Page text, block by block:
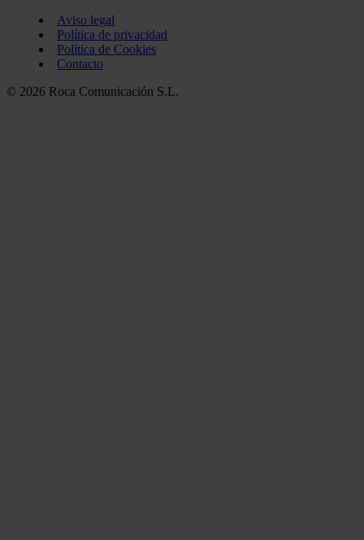
Aviso legal
Política de privacidad
Política de Cookies
Contacto
© 2026 Roca Comunicación S.L.